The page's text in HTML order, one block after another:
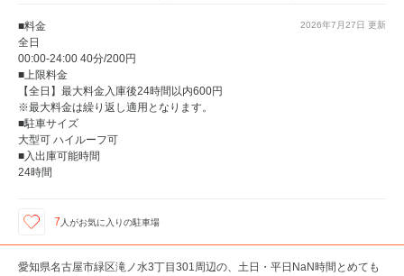
2026年7月27日 更新
■料金
全日
00:00-24:00 40分/200円
■上限料金
【全日】最大料金入庫後24時間以内600円
※最大料金は繰り返し適用となります。
■駐車サイズ
大型可 ハイルーフ可
■入出庫可能時間
24時間
7 人がお気に入りの駐車場
愛知県名古屋市緑区滝ノ水3丁目301周辺の、土日・平日NaN時間とめても